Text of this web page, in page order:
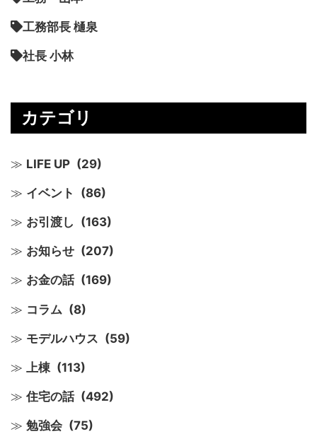
工務部長 樋泉
社長 小林
カテゴリ
LIFE UP (29)
イベント (86)
お引渡し (163)
お知らせ (207)
お金の話 (169)
コラム (8)
モデルハウス (59)
上棟 (113)
住宅の話 (492)
勉強会 (75)